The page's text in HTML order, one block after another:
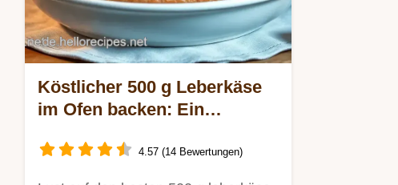
Köstlicher 500 g Leberkäse
im Ofen backen: Ein
Zuhause
4.57 (14 Bewertungen)